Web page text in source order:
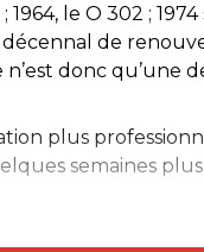
1964, le O 302 ; 1974
décennal de
n’est donc qu’une
plus
semaines